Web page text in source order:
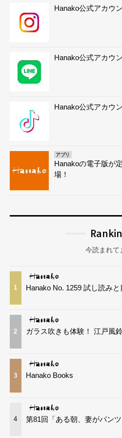
Hanako公式アカウ
Hanako公式アカウ
Hanako公式アカウ
アプリ
Hanakoの電子版が
場！
今読まれて
1 Hanako No. 1259 試し読みと
2 ガラス吹きも体験！ 江戸風
3 Hanako Books
4 第81回「ある朝、妻がパン